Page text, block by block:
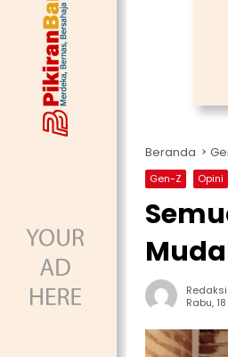
Beranda
Gen-Z Opini
Redaksi
Rabu,